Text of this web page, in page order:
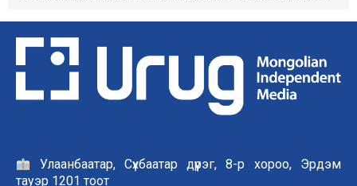
Улаанбаатар, Сүхбаатар дүүрэг, 8-р хороо, Эрдэм
тауэр 1201 тоот